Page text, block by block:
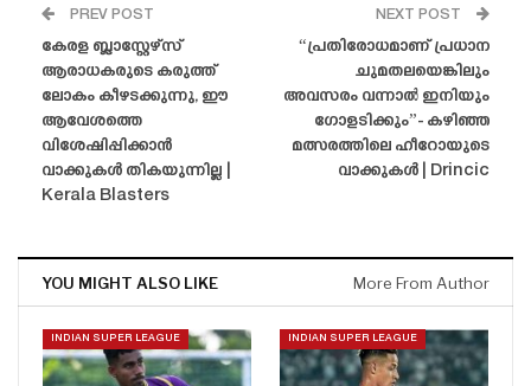
PREV POST
കേരള ബ്ലാസ്റ്റേഴ്‌സ്
ആരാധകരുടെ കരുത്ത്
ലോകം കീഴടക്കുന്നു, ഈ
ആവേശത്തെ
വിശേഷിപ്പിക്കാൻ
വാക്കുകൾ തികയുന്നില്ല |
Kerala Blasters
NEXT POST
“പ്രതിരോധമാണ് പ്രധാന
ചുമതലയെങ്കിലും
അവസരം വന്നാൽ ഇനിയും
ഗോളടിക്കും”- കഴിഞ്ഞ
മത്സരത്തിലെ ഹീറോയുടെ
വാക്കുകൾ | Drincic
YOU MIGHT ALSO LIKE More From Author
INDIAN SUPER LEAGUE INDIAN SUPER LEAGUE